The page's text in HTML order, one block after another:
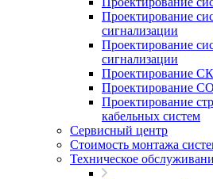
Проектирование
сигнализации
Проектирование
сигнализации
Проектирование
Проектирование
Проектирование
кабельных систем
Сервисный центр
Стоимость монтажа
Техническое